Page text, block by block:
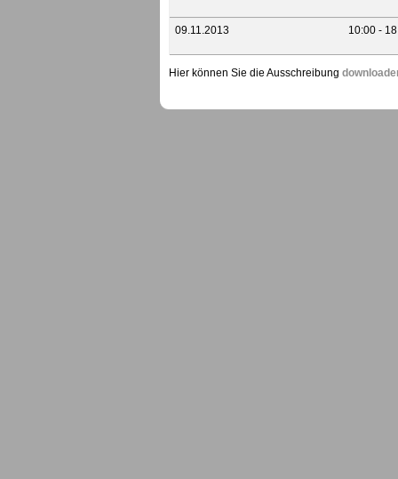
09.11.2013 10:00 -
Hier können Sie die Ausschreibung